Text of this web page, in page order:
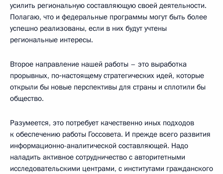
усилить региональную составляющую своей деятельности.
Полагаю, что и федеральные программы могут быть более
успешно реализованы, если в них будут учтены
региональные интересы.
Второе направление нашей работы – это выработка
прорывных, по‑настоящему стратегических идей, которые
открыли бы новые перспективы для страны и сплотили бы
общество.
Разумеется, это потребует качественно иных подходов
к обеспечению работы Госсовета. И прежде всего развития
информационно-аналитической составляющей. Надо
наладить активное сотрудничество с авторитетными
исследовательскими центрами, с институтами гражданского